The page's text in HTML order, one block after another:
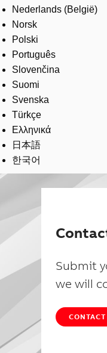
Nederlands (België)
Norsk
Polski
Português
Slovenčina
Suomi
Svenska
Türkçe
Ελληνικά
日本語
한국어
Submit
we will